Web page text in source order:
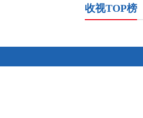
收视TOP榜